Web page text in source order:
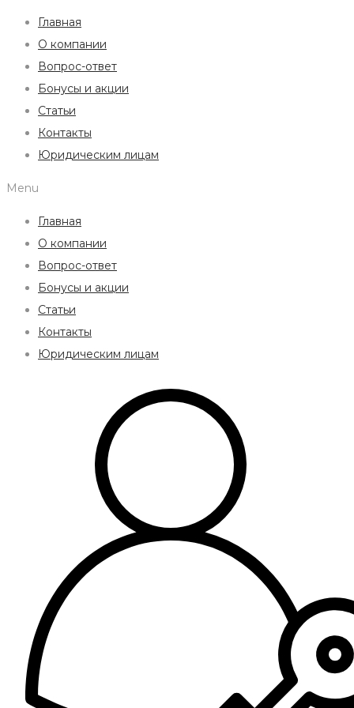
Главная
О компании
Вопрос-ответ
Бонусы и акции
Статьи
Контакты
Юридическим лицам
Menu
Главная
О компании
Вопрос-ответ
Бонусы и акции
Статьи
Контакты
Юридическим лицам